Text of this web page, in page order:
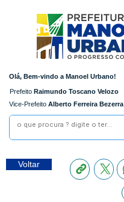
Olá, Bem-vindo a Manoel Urbano!
Prefeito Raimundo Toscano Velozo
Vice-Prefeito Alberto Ferreira Bezerra
Voltar